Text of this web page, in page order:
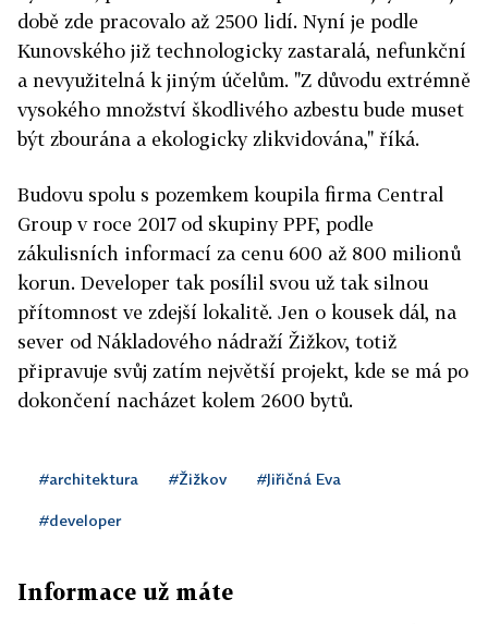
době zde pracovalo až 2500 lidí. Nyní je podle
Kunovského již technologicky zastaralá, nefunkční
a nevyužitelná k jiným účelům. "Z důvodu extrémně
vysokého množství škodlivého azbestu bude muset
být zbourána a ekologicky zlikvidována," říká.
Budovu spolu s pozemkem koupila firma Central
Group v roce 2017 od skupiny PPF, podle
zákulisních informací za cenu 600 až 800 milionů
korun. Developer tak posílil svou už tak silnou
přítomnost ve zdejší lokalitě. Jen o kousek dál, na
sever od Nákladového nádraží Žižkov, totiž
připravuje svůj zatím největší projekt, kde se má po
dokončení nacházet kolem 2600 bytů.
#architektura #Žižkov #Jiřičná Eva
#developer
Informace už máte